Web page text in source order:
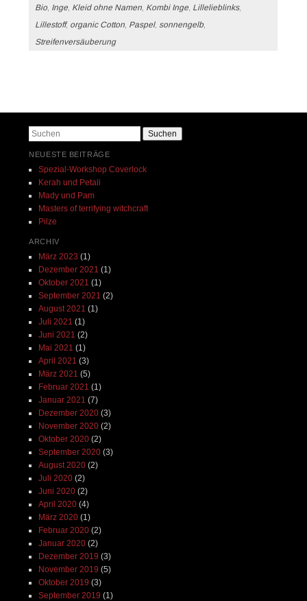
Bio Inge Kleid ohne Namen Kombi Inge Lillelieblinks,
Lillestoff, organic Cotton Paspel, sonnengelb,
Streifenversäuberung
Suchen
NEUESTE BEITRÄGE
Spezial-Workshop Coverlock
Kerah und Petali
Mady und Pam
Masters of terrifying witchcraft
Pilze
ARCHIV
März 2023 (1)
Dezember 2021 (1)
Oktober 2021 (1)
September 2021 (2)
August 2021 (1)
Juli 2021 (1)
Juni 2021 (2)
Mai 2021 (1)
April 2021 (3)
März 2021 (5)
Februar 2021 (1)
Januar 2021 (7)
Dezember 2020(3)
November 2020(2)
Oktober 2020(2)
September 2020(3)
August 2020(2)
Juli 2020(2)
Juni 2020(2)
April 2020(4)
März 2020(1)
Februar 2020(2)
Januar 2020(2)
Dezember 2019 (3)
November 2019 (5)
Oktober 2019 (3)
September 2019 (1)